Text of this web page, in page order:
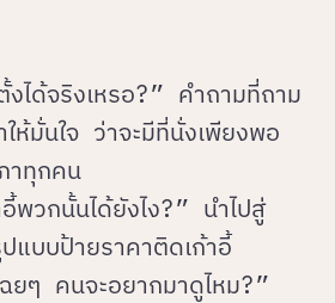
ได้จริงเหรอ?” คำถามที่ถาม
ห้มั่นใจ ว่าจะมีที่นั่งเพียงพอ
าทุกคน
พวกนั้นได้ยังไง?” นำไปสู่
แบบป้ายราคาติดเก้าอี้
ฉยๆ คนจะอยากมาดูไหม?”